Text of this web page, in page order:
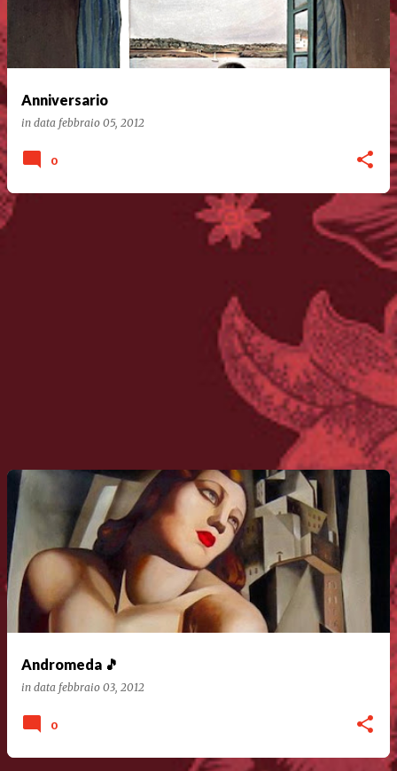
Anniversario
in data febbraio 05, 2012
0
Andromeda 🎵
in data febbraio 03, 2012
0